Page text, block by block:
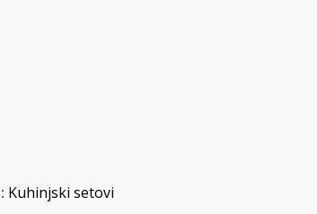
Kuhinjski setovi